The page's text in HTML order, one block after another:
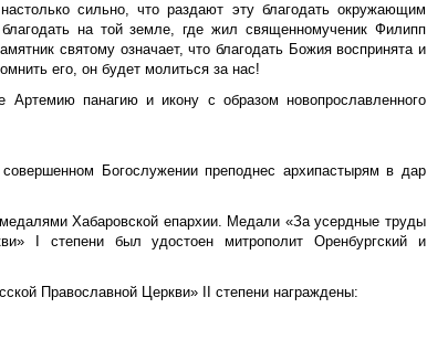
сильно, что раздают эту благодать окружающим
на той земле, где жил священномученик Филипп
святому означает, что благодать Божия воспринята и
его, он будет молиться за нас!
панагию и икону с образом новопрославленного
Богослужении преподнес архипастырям в дар
Хабаровской епархии. Медали «За усердные труды
I степени был удостоен митрополит Оренбургский и
Православной Церкви» II степени награждены: